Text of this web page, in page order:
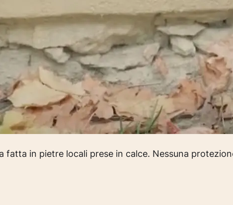
in pietre locali prese in calce. Nessuna